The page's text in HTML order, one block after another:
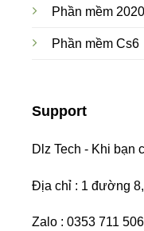
Phần mềm 2020
Phần mềm Cs6
Support
Dlz Tech - Khi bạn
Địa chỉ : 1 đường
Zalo : 0353 711 506